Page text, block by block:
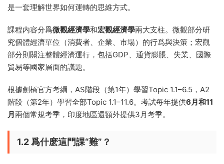
是一套理解世界如何運轉的思維方式。
課程内容分爲微觀經濟學和宏觀經濟學兩大支柱。微觀部分研
究個體經濟單位（消費者、企業、市場）的行爲與決策；宏觀
部分則關注整體經濟運行，包括GDP、通貨膨脹、失業、國際
貿易等國家層面的議題。
根據劍橋官方考綱，AS階段（第1年）學習Topic 1.1–6.5，A2
階段（第2年）學習全部Topic 1.1–11.6。考試每年提供6月和11
月兩個常規考季，印度地區還額外提供3月考季。
1.2 爲什麽這門課“難”？